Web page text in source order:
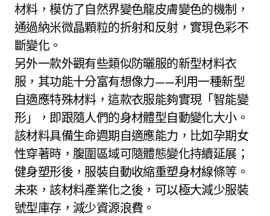
材料，模仿了自然界變色龍皮膚變色的機制，
通過納米微晶顆粒的折射和反射，實現色彩不
斷變化。
另外一款外觀有些類似防曬服的新型材料衣
服，其功能十分富有想像力——利用一種新型
自適應特殊材料，這款衣服能夠實現「智能變
形」，即跟隨人們的身材體型自動變化大小。
該材料具備生命週期自適應能力，比如孕期女
性穿著時，腹圍區域可隨體態變化持續延展；
健身塑形後，服裝自動收縮重塑身材線條等。
未來，該材料產業化之後，可以極大減少服裝
號型庫存，減少資源浪費。